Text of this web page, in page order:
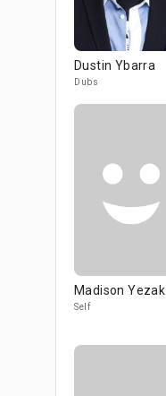
Dustin Ybarra
Dubs
Madison Yezak
Self